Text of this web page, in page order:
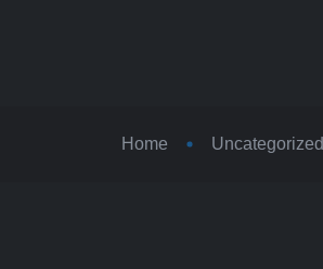
Home Uncategorized